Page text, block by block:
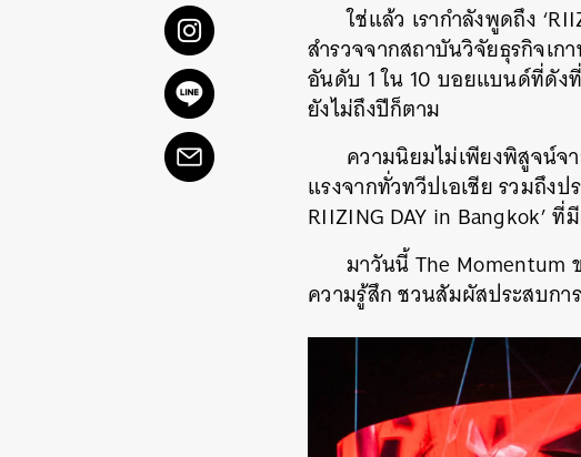
ใช่แล้ว เรากำลังพูดถึง
สำรวจจากสถาบันวิจัยธุรกิจเ
อันดับ 1 ใน 10 บอยแบนด์ที่ดัง
ยังไม่ถึงปีก็ตาม
ความนิยมไม่เพียงพิสูจน์จ
แรงจากทั่วทวีปเอเชีย รวมถึง
RIIZING DAY in Bangkok’
มาวันนี้ The Momentum
ความรู้สึก ชวนสัมผัสประสบกา